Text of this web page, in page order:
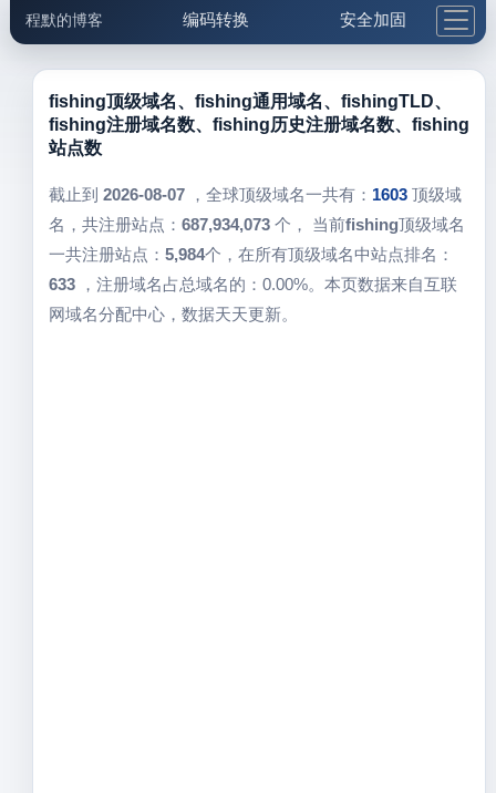
程默的博客 编码转换 安全加固
邮件工具 生活便民 更多工具
5.1支付宝大红包
fishing顶级域名、fishing通用域名、fishingTLD、
fishing注册域名数、fishing历史注册域名数、fishing
站点数
截止到 2026-08-07，全球顶级域名一共有： 1603 顶级域
名，共注册站点： 687,934,073 个， 当前fishing顶级域名
一共注册站点： 5,984个，在所有顶级域名中站点排名：
633，注册域名占总域名的：0.00%。本页数据来自互联
网域名分配中心，数据天天更新。